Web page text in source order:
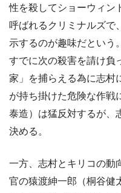
性を殺してショーウィン
呼ばれるクリミナルズで
示するのが趣味だという
すでに次の殺害を請け負
家」を捕らえる為に志村
が持ち掛けた危険な作戦
泰造）は猛反対するが、
決める。
一方、志村とキリコの動
官の猿渡紳一郎（桐谷健